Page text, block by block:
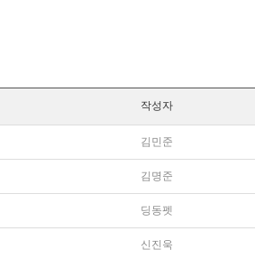
작성자
김민준
김명준
딩동펫
신진욱